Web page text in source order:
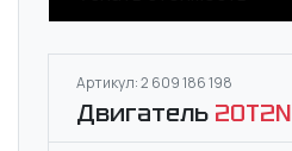
Артикул: 2 609 186 198
Двигатель 20T2N